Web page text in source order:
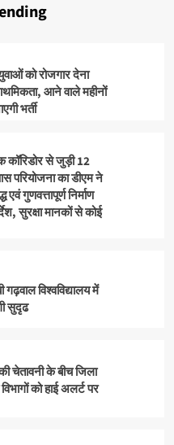
को रोजगार देना
आने वाले महीनों
भर्ती
कॉरिडोर से जुड़ी 12
परियोजना का डीएम ने
गुणवत्तापूर्ण निर्माण
सुरक्षा मानकों से कोई
विश्वविद्यालय में
सुदृढ
की चेतावनी के बीच जिला
को हाई अलर्ट पर